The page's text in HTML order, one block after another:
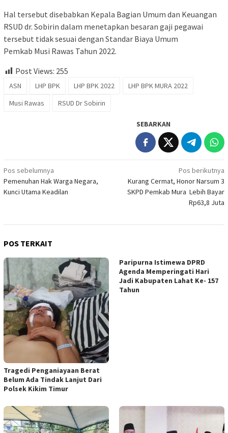
Hal tersebut disebabkan Kepala Bagian Umum dan Keuangan
RSUD dr. Sobirin dalam menetapkan besaran gaji pegawai
tersebut tidak sesuai dengan Standar Biaya Umum
Pemkab Musi Rawas Tahun 2022.
Post Views: 255
ASN LHP BPK LHP BPK 2022
LHP BPK MURA 2022
Musi Rawas
RSUD Dr Sobirin
SEBARKAN
Navigasi
pos
Pos sebelumnya
Pemenuhan Hak Warga Negara,
Kunci Utama Keadilan
Pos berikutnya
Kurang Cermat, Honor Narsum 3
SKPD Pemkab Mura Lebih Bayar
Rp63,8 Juta
POS TERKAIT
Tragedi Penganiayaan Berat
Belum Ada Tindak Lanjut Dari
Polsek Kikim Timur
Paripurna Istimewa DPRD
Agenda Memperingati Hari
Jadi Kabupaten Lahat Ke- 157
Tahun